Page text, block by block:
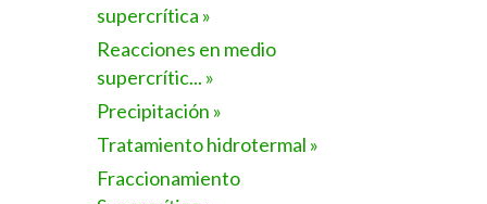
supercrítica »
Reacciones en medio
supercrític... »
Precipitación »
Tratamiento hidrotermal »
Fraccionamiento